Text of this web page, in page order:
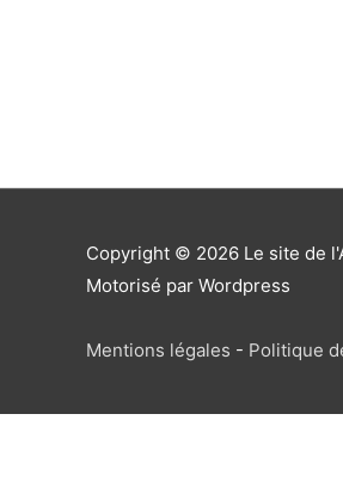
Copyright © 2026 Le site de
Motorisé par Wordpress
Mentions légales - Politique